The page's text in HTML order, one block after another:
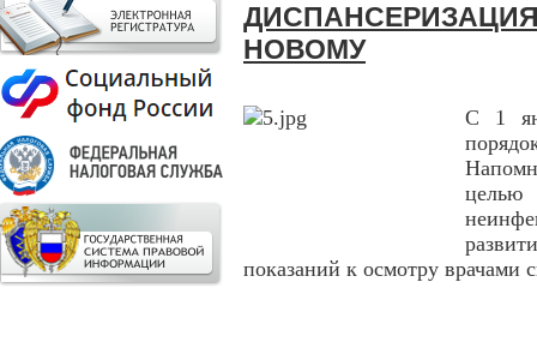
НОВОМУ
С 1
показаний к осмотру врачами